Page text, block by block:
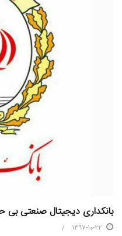
بانکداری دیجیتال صنعتی بی
1397-10-22